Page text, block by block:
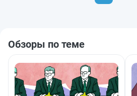
Обзоры по теме